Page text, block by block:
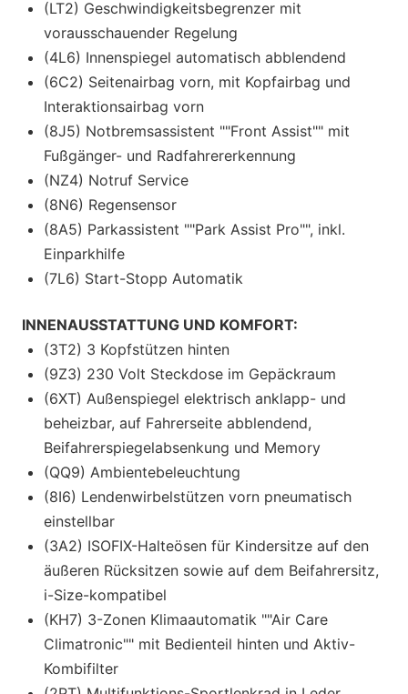
(LT2) Geschwindigkeitsbegrenzer mit
vorausschauender Regelung
(4L6) Innenspiegel automatisch abblendend
(6C2) Seitenairbag vorn, mit Kopfairbag und
Interaktionsairbag vorn
(8J5) Notbremsassistent ""Front Assist"" mit
Fußgänger- und Radfahrererkennung
(NZ4) Notruf Service
(8N6) Regensensor
(8A5) Parkassistent ""Park Assist Pro"", inkl.
Einparkhilfe
(7L6) Start-Stopp Automatik
INNENAUSSTATTUNG UND KOMFORT:
(3T2) 3 Kopfstützen hinten
(9Z3) 230 Volt Steckdose im Gepäckraum
(6XT) Außenspiegel elektrisch anklapp- und
beheizbar, auf Fahrerseite abblendend,
Beifahrerspiegelabsenkung und Memory
(QQ9) Ambientebeleuchtung
(8I6) Lendenwirbelstützen vorn pneumatisch
einstellbar
(3A2) ISOFIX-Halteösen für Kindersitze auf den
äußeren Rücksitzen sowie auf dem Beifahrersitz,
i-Size-kompatibel
(KH7) 3-Zonen Klimaautomatik ""Air Care
Climatronic"" mit Bedienteil hinten und Aktiv-
Kombifilter